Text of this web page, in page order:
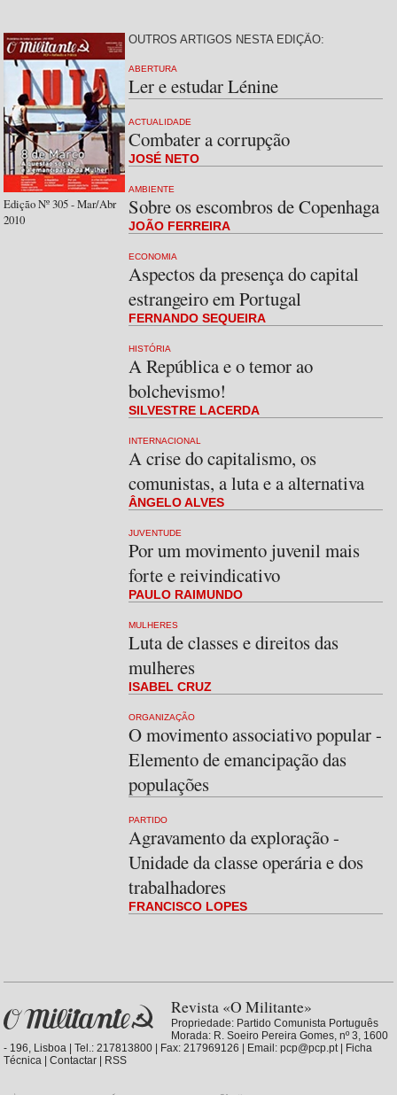
Edição Nº 305 - Mar/Abr
2010
OUTROS ARTIGOS NESTA EDIÇÃO:
ABERTURA
Ler e estudar Lénine
ACTUALIDADE
Combater a corrupção
JOSÉ NETO
AMBIENTE
Sobre os escombros de Copenhaga
JOÃO FERREIRA
ECONOMIA
Aspectos da presença do capital
estrangeiro em Portugal
FERNANDO SEQUEIRA
HISTÓRIA
A República e o temor ao
bolchevismo!
SILVESTRE LACERDA
INTERNACIONAL
A crise do capitalismo, os
comunistas, a luta e a alternativa
ÂNGELO ALVES
JUVENTUDE
Por um movimento juvenil mais
forte e reivindicativo
PAULO RAIMUNDO
MULHERES
Luta de classes e direitos das
mulheres
ISABEL CRUZ
ORGANIZAÇÃO
O movimento associativo popular -
Elemento de emancipação das
populações
PARTIDO
Agravamento da exploração -
Unidade da classe operária e dos
trabalhadores
FRANCISCO LOPES
Revista «O Militante»
Propriedade: Partido Comunista Português
Morada: R. Soeiro Pereira Gomes, nº 3, 1600
- 196, Lisboa | Tel.: 217813800 | Fax: 217969126 | Email: pcp@pcp.pt |
Ficha
Técnica |Contactar RSS